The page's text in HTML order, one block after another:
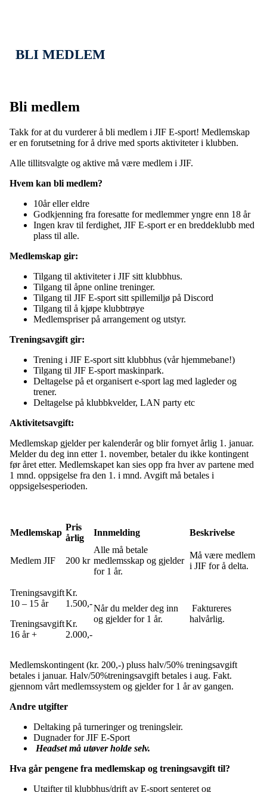
BLI MEDLEM
Bli medlem
Takk for at du vurderer å bli medlem i JIF E-sport! Medlemskap
er en forutsetning for å drive med sports aktiviteter i klubben.
Alle tillitsvalgte og aktive må være medlem i JIF.
Hvem kan bli medlem?
10år eller eldre
Godkjenning fra foresatte for medlemmer yngre enn 18 år
Ingen krav til ferdighet, JIF E-sport er en breddeklubb med
plass til alle.
Medlemskap gir:
Tilgang til aktiviteter i JIF sitt klubbhus.
Tilgang til åpne online treninger.
Tilgang til JIF E-sport sitt spillemiljø på Discord
Tilgang til å kjøpe klubbtrøye
Medlemspriser på arrangement og utstyr.
Treningsavgift gir:
Trening i JIF E-sport sitt klubbhus (vår hjemmebane!)
Tilgang til JIF E-sport maskinpark.
Deltagelse på et organisert e-sport lag med lagleder og
trener.
Deltagelse på klubbkvelder, LAN party etc
Aktivitetsavgift:
Medlemskap gjelder per kalenderår og blir fornyet årlig 1. januar.
Melder du deg inn etter 1. november, betaler du ikke kontingent
før året etter. Medlemskapet kan sies opp fra hver av partene med
1 mnd. oppsigelse fra den 1. i mnd. Avgift må betales i
oppsigelsesperioden.
Medlemskap
Pris
årlig
Innmelding Beskrivelse
Medlem JIF 200 kr
Alle må betale
medlemsskap og gjelder
for 1 år.
Må være medlem
i JIF for å delta.
Treningsavgift
10 – 15 år
Treningsavgift
16 år +
Kr.
1.500,-
Kr.
2.000,-
Når du melder deg inn
og gjelder for 1 år.
Faktureres
halvårlig.
Medlemskontingent (kr. 200,-) pluss halv/50% treningsavgift
betales i januar. Halv/50%treningsavgift betales i aug. Fakt.
gjennom vårt medlemssystem og gjelder for 1 år av gangen.
Andre utgifter
Deltaking på turneringer og treningsleir.
Dugnader for JIF E-Sport
Headset må utøver holde selv.
Hva går pengene fra medlemskap og treningsavgift til?
Utgifter til klubbhus/drift av E-sport senteret og